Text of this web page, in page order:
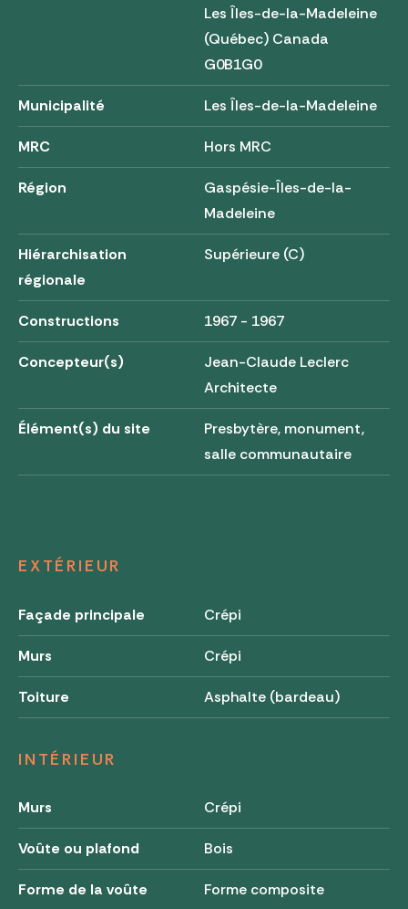
Les Îles-de-la-Madeleine
(Québec) Canada
G0B1G0
Municipalité Les Îles-de-la-Madeleine
MRC Hors MRC
Région
Gaspésie-Îles-de-la-
Madeleine
Hiérarchisation
régionale
Supérieure (C)
Constructions 1967 - 1967
Concepteur(s)
Jean-Claude Leclerc
Architecte
Élément(s) du site
Presbytère, monument,
salle communautaire
EXTÉRIEUR
Façade principale Crépi
Murs Crépi
Toiture Asphalte (bardeau)
INTÉRIEUR
Murs Crépi
Voûte ou plafond Bois
Forme de la voûte Forme composite